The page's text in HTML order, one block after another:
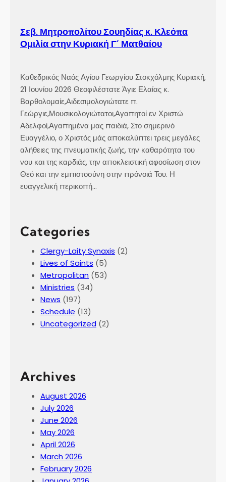
Σεβ. Μητροπολίτου Σουηδίας κ. Κλεόπα
Ομιλία στην Κυριακή Γ´ Ματθαίου
Καθεδρικός Ναός Αγίου Γεωργίου Στοκχόλμης Κυριακή,
21 Ιουνίου 2026 Θεοφιλέστατε Άγιε Ελαίας κ.
Βαρθολομαίε,Αιδεσιμολογιώτατε π.
Γεώργιε,Μουσικολογιώτατοι,Αγαπητοί εν Χριστώ
Αδελφοί,Αγαπημένα μας παιδιά, Στο σημερινό
Ευαγγέλιο, ο Χριστός μάς αποκαλύπτει τρεις μεγάλες
αλήθειες της πνευματικής ζωής, την καθαρότητα του
νου και της καρδιάς, την αποκλειστική αφοσίωση στον
Θεό και την εμπιστοσύνη στην πρόνοιά Του. Η
ευαγγελική περικοπή…
Categories
Clergy-Laity Synaxis (2)
Lives of Saints (5)
Metropolitan (53)
Ministries (34)
News (197)
Schedule (13)
Uncategorized (2)
Archives
August 2026
July 2026
June 2026
May 2026
April 2026
March 2026
February 2026